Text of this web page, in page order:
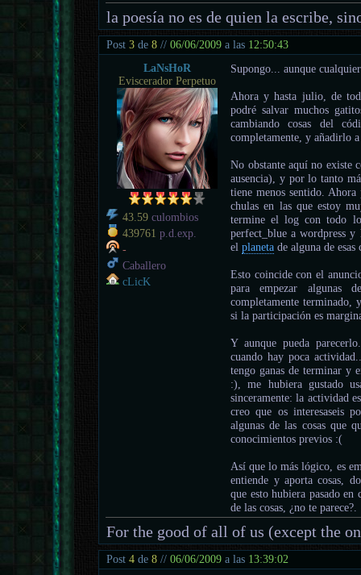
la poesía no es de quien la escribe,
Post3 de8 //06/06/2009 a las 12:50:43
LaNsHoR
Eviscerador Perpetuo
43.59 culombios
439761 p.d.exp.
-
Caballero
cLicK
Supongo... aunque
Ahora y hasta julio, de
podré salvar muchos
cambiando cosas del
completamente, y añadirlo
No obstante aquí no existe
ausencia), y por lo tanto
tiene menos sentido. Ahora
chulas en las que estoy
termine el log con todo
perfect_blue a wordpress
elplaneta de alguna de esas
Esto coincide con el
para empezar algunas
completamente terminado,
si la participación es
Y aunque pueda
cuando hay poca
tengo ganas de terminar y
:), me hubiera gustado
sinceramente: la actividad
creo que os interesaseis
algunas de las cosas que
conocimientos previos :(
Así que lo más lógico, es
entiende y aporta cosas,
que esto hubiera pasado
de las cosas, ¿no te parece?.
For the good of all of us (except the
Post4 de8 //06/06/2009 a las 13:39:02